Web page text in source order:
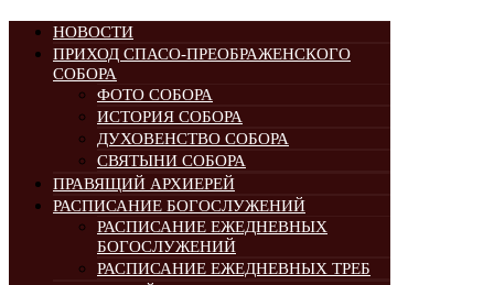
НОВОСТИ
ПРИХОД СПАСО-ПРЕОБРАЖЕНСКОГО
СОБОРА
ФОТО СОБОРА
ИСТОРИЯ СОБОРА
ДУХОВЕНСТВО СОБОРА
СВЯТЫНИ СОБОРА
ПРАВЯЩИЙ АРХИЕРЕЙ
РАСПИСАНИЕ БОГОСЛУЖЕНИЙ
РАСПИСАНИЕ ЕЖЕДНЕВНЫХ
БОГОСЛУЖЕНИЙ
РАСПИСАНИЕ ЕЖЕДНЕВНЫХ ТРЕБ